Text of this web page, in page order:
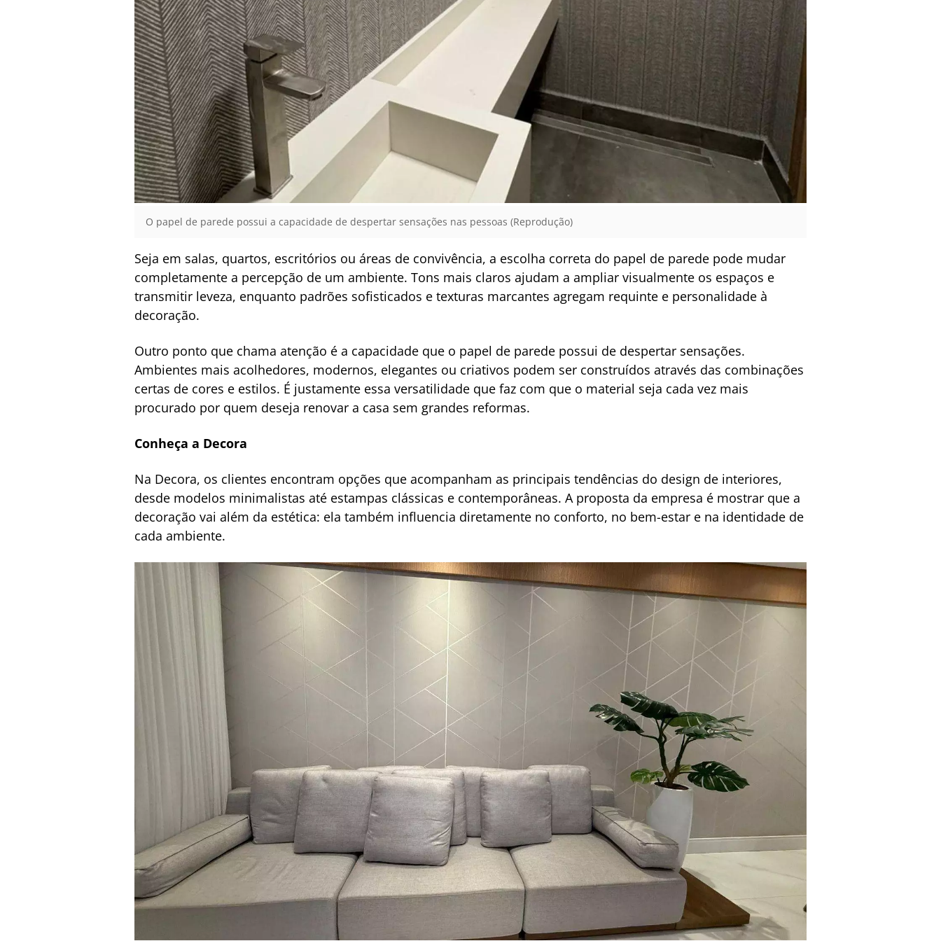
O papel de parede possui a capacidade de despertar sensações nas pessoas (Reprodução)
Seja em salas, quartos, escritórios ou áreas de convivência, a escolha correta do papel de parede pode mudar
completamente a percepção de um ambiente. Tons mais claros ajudam a ampliar visualmente os espaços e
transmitir leveza, enquanto padrões sofisticados e texturas marcantes agregam requinte e personalidade à
decoração.
Outro ponto que chama atenção é a capacidade que o papel de parede possui de despertar sensações.
Ambientes mais acolhedores, modernos, elegantes ou criativos podem ser construídos através das combinações
certas de cores e estilos. É justamente essa versatilidade que faz com que o material seja cada vez mais
procurado por quem deseja renovar a casa sem grandes reformas.
Conheça a Decora
Na Decora, os clientes encontram opções que acompanham as principais tendências do design de interiores,
desde modelos minimalistas até estampas clássicas e contemporâneas. A proposta da empresa é mostrar que a
decoração vai além da estética: ela também influencia diretamente no conforto, no bem-estar e na identidade de
cada ambiente.